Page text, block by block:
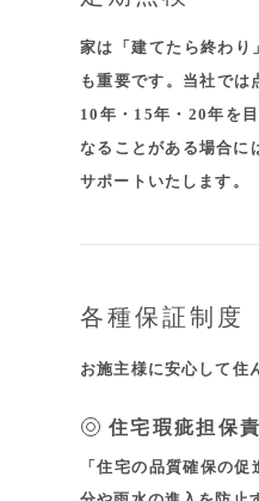
家は「建てたら終わり
も重要です。当社では
10年・15年・20年を
なることがある場合に
サポートいたします。
各種保証制度
お施主様に安心して住
住宅瑕疵担保
「住宅の品質確保の